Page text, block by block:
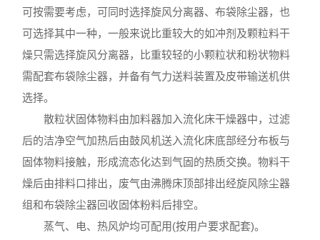
可按需要考虑，可同时选择旋风分离器、布袋除尘器，也
可选择其中一种，一般来说比重较大的如冲剂及颗粒料干
燥只需选择旋风分离器，比重较轻的小颗粒状和粉状物料
需配套布袋除尘器，并备有气力送料装置及皮带输送机供
选择。
散粒状固体物料由加料器加入流化床干燥器中，过滤
后的洁净空气加热后由鼓风机送入流化床底部经分布板与
固体物料接触，形成流态化达到气固的热质交换。物料干
燥后由排料口排出，废气由沸腾床顶部排出经旋风除尘器
组和布袋除尘器回收固体粉料后排空。
蒸气、电、热风炉均可配用(按用户要求配套)。